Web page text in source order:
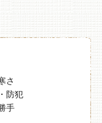
さ
防犯
手